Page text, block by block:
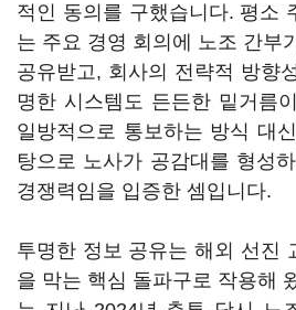
적인 동의를 구했습니다. 평소
는 주요 경영 회의에 노조 간부
공유받고, 회사의 전략적 방향
명한 시스템도 든든한 밑거름
일방적으로 통보하는 방식 대
탕으로 노사가 공감대를 형성
경쟁력임을 입증한 셈입니다.
투명한 정보 공유는 해외 선진
을 막는 핵심 돌파구로 작용해